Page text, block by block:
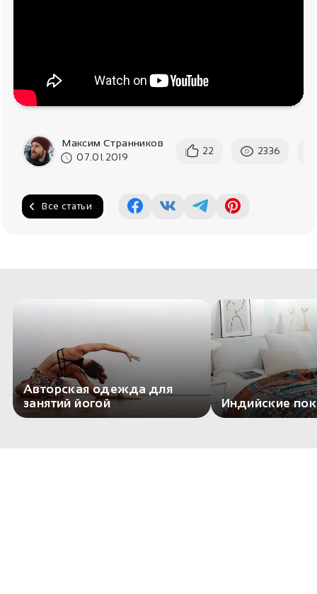
Максим Странников
07.01.2019
22 2336
Все статьи
Авторская одежда для
занятий йогой
Индийские